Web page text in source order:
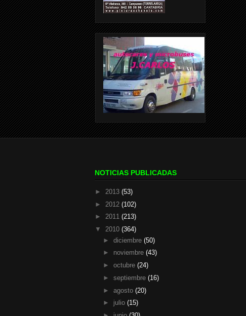
NOTICIAS PUBLICADAS
► 2013 (53)
► 2012 (102)
► 2011 (213)
▼ 2010 (364)
► diciembre (50)
► noviembre (43)
► octubre (24)
► septiembre (16)
► agosto (20)
► julio (15)